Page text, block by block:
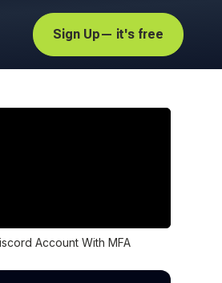
Sign Up— it's free
Account With MFA